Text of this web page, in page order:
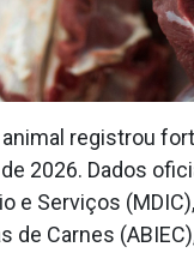
registrou
2026. Dados
e Serviços
Carnes